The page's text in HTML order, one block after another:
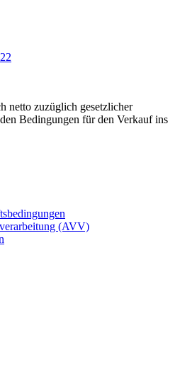
netto zuzüglich gesetzlicher
Bedingungen für den Verkauf ins
(AVV)